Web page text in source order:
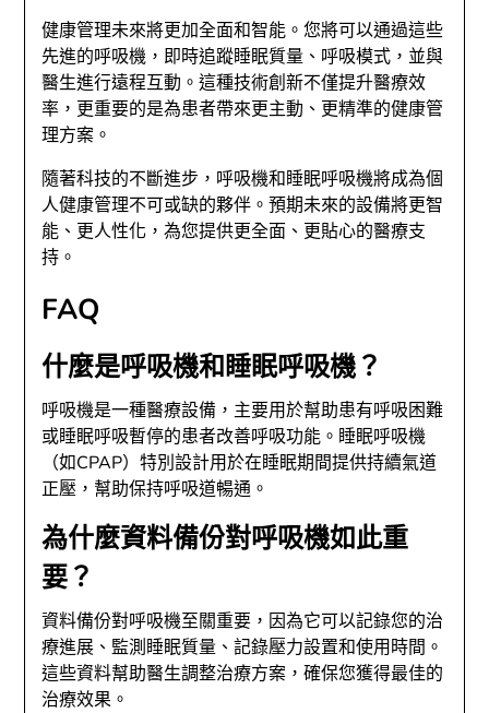
健康管理未來將更加全面和智能。您將可以通過這些
先進的呼吸機，即時追蹤睡眠質量、呼吸模式，並與
醫生進行遠程互動。這種技術創新不僅提升醫療效
率，更重要的是為患者帶來更主動、更精準的健康管
理方案。
隨著科技的不斷進步，呼吸機和睡眠呼吸機將成為個
人健康管理不可或缺的夥伴。預期未來的設備將更智
能、更人性化，為您提供更全面、更貼心的醫療支
持。
FAQ
什麼是呼吸機和睡眠呼吸機？
呼吸機是一種醫療設備，主要用於幫助患有呼吸困難
或睡眠呼吸暫停的患者改善呼吸功能。睡眠呼吸機
（如CPAP）特別設計用於在睡眠期間提供持續氣道
正壓，幫助保持呼吸道暢通。
為什麼資料備份對呼吸機如此重
要？
資料備份對呼吸機至關重要，因為它可以記錄您的治
療進展、監測睡眠質量、記錄壓力設置和使用時間。
這些資料幫助醫生調整治療方案，確保您獲得最佳的
治療效果。